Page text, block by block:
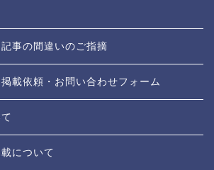
事の間違いのご指摘
掲載依頼・お問い合わせフォーム
について